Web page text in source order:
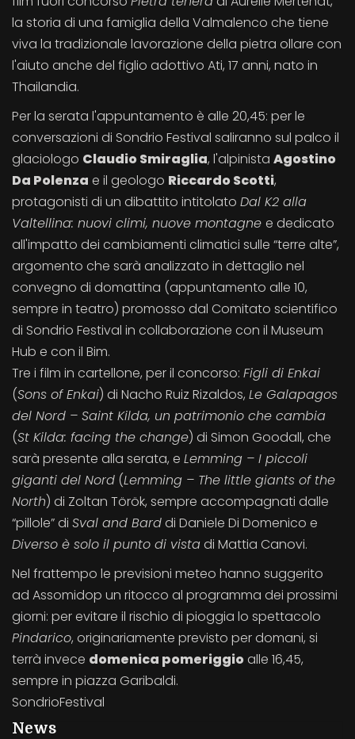
la storia di una famiglia della Valmalenco che tiene
viva la tradizionale lavorazione della pietra ollare con
l'aiuto anche del figlio adottivo Ati, 17 anni, nato in
Thailandia.
Per la serata l'appuntamento è alle 20,45: per le
conversazioni di Sondrio Festival saliranno sul palco il
glaciologo Claudio Smiraglia, l'alpinista Agostino
Da Polenza e il geologo Riccardo Scotti,
protagonisti di un dibattito intitolato Dal K2 alla
Valtellina: nuovi climi, nuove montagne e dedicato
all'impatto dei cambiamenti climatici sulle “terre alte”,
argomento che sarà analizzato in dettaglio nel
convegno di domattina (appuntamento alle 10,
sempre in teatro) promosso dal Comitato scientifico
di Sondrio Festival in collaborazione con il Museum
Hub e con il Bim.
Tre i film in cartellone, per il concorso: Figli di Enkai
(Sons of Enkai) di Nacho Ruiz Rizaldos, Le Galapagos
del Nord – Saint Kilda, un patrimonio che cambia
(St Kilda: facing the change) di Simon Goodall, che
sarà presente alla serata, e Lemming – I piccoli
giganti del Nord (Lemming – The little giants of the
North) di Zoltan Török, sempre accompagnati dalle
“pillole” di Sval and Barddi Daniele Di Domenico e
Diverso è solo il punto di vistadi Mattia Canovi.
Nel frattempo le previsioni meteo hanno suggerito
ad Assomidop un ritocco al programma dei prossimi
giorni: per evitare il rischio di pioggia lo spettacolo
Pindarico, originariamente previsto per domani, si
terrà invece domenica pomeriggioalle 16,45,
sempre in piazza Garibaldi.
SondrioFestival
News